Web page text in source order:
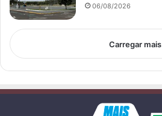
06/08/2026
Carregar mais